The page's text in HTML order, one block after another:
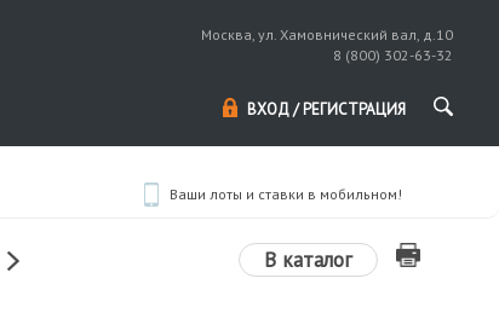
Москва, ул. Хамовнический вал, д.10
8 (800) 302-63-32
ВХОД / РЕГИСТРАЦИЯ
Ваши лоты и ставки в мобильном!
В каталог